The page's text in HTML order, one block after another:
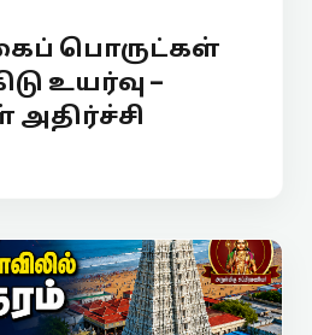
பொருட்கள்
உயர்வு –